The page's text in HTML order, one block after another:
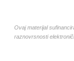
Ovaj materijal
raznovrsnosti